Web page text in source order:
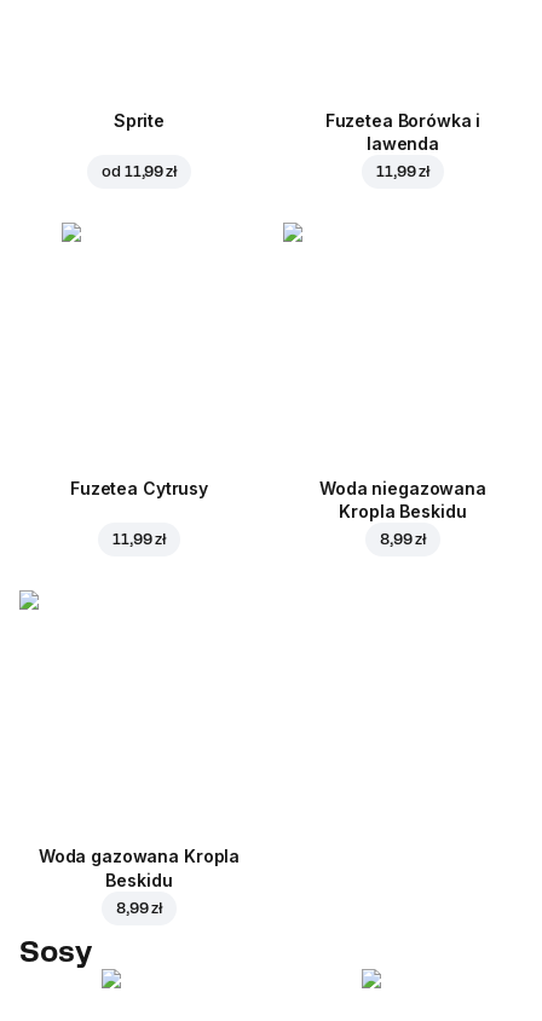
Sprite
od 11,99 zł
Fuzetea Borówka i
lawenda
11,99 zł
Fuzetea Cytrusy
11,99 zł
Woda niegazowana
Kropla Beskidu
8,99 zł
Woda gazowana Kropla
Beskidu
8,99 zł
Sosy